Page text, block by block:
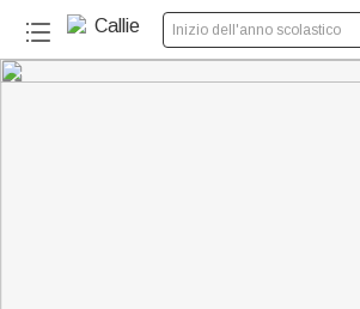
Inizio dell'anno scolastico